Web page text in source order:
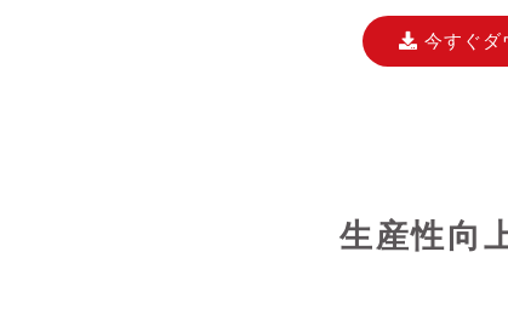
今すぐダ
生産性向